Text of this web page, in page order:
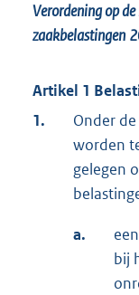
Verordening op
zaakbelastingen
Artikel 1
1.
Onder
worden
gelegen
a.
bij